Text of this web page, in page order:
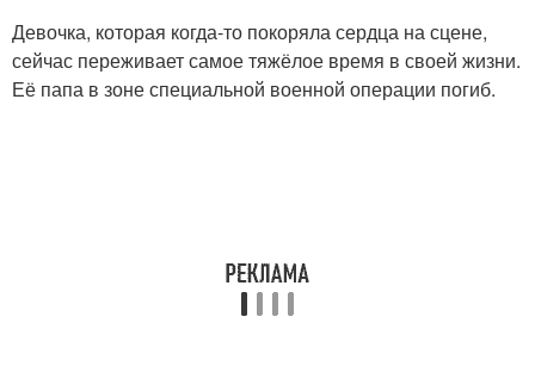
Девочка, которая когда-то покоряла сердца на сцене,
сейчас переживает самое тяжёлое время в своей жизни.
Её папа в зоне специальной военной операции погиб.